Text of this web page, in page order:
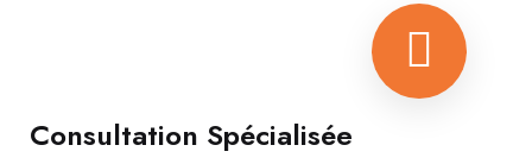
Consultation Spécialisée